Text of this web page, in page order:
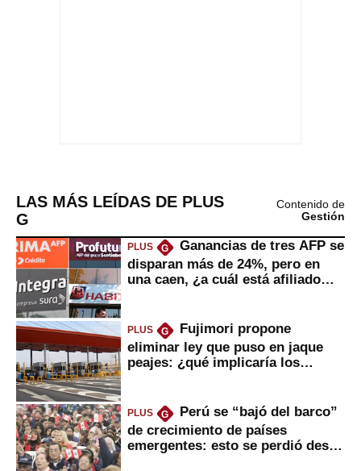
LAS MÁS LEÍDAS DE PLUS
G
Contenido de
Gestión
PLUS G
Ganancias de tres AFP se
disparan más de 24%, pero en
una caen, ¿a cuál está afiliado
PLUS G
Fujimori propone
eliminar ley que puso en jaque
peajes: ¿qué implicaría los
PLUS G
Perú se “bajó del barco”
de crecimiento de países
emergentes: esto se perdió desde